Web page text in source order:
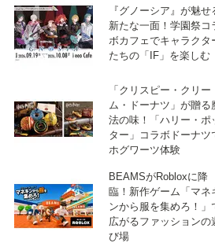
『グノーシア』が魅せ
新たな一面！学園祭コ
ボカフェでキャラクタ
たちの「IF」を楽しむ
「クリスピー・クリー
ム・ドーナツ」が贈る
法の味！「ハリー・ポ
ター」コラボドーナツ
ホグワーツ体験
BEAMSがRobloxに降
臨！新作ゲーム「マネ
ンから服を集めろ！」
広がるファッションの
び場